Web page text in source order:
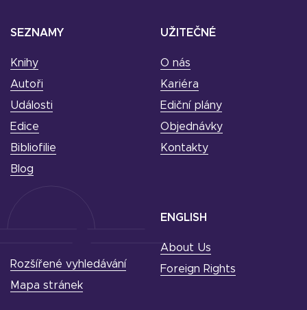
SEZNAMY
Knihy
Autoři
Události
Edice
Bibliofilie
Blog
UŽITEČNÉ
O nás
Kariéra
Ediční plány
Objednávky
Kontakty
ENGLISH
About Us
Foreign Rights
Rozšířené vyhledávání
Mapa stránek